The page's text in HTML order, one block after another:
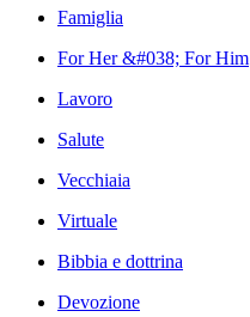
Famiglia
For Her &#038; For Him
Lavoro
Salute
Vecchiaia
Virtuale
Bibbia e dottrina
Devozione